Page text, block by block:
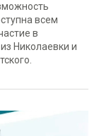
всем
в
Николаевки и